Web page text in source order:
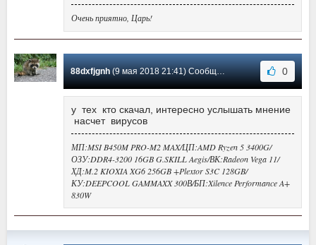
Очень приятно, Царь!
88dxfjgnh(9 мая 2018 21:41) Сообщение #5 0
у тех кто скачал, интересно услышать мнение
насчет вирусов
МП:MSI B450M PRO-M2 MAX/ЦП:AMD Ryzen 5 3400G/
ОЗУ:DDR4-3200 16GB G.SKILL Aegis/ВК:Radeon Vega 11/
ХД:M.2 KIOXIA XG6 256GB +Plextor S3C 128GB/
КУ:DEEPCOOL GAMMAXX 300В/БП:Xilence Performance A+
830W